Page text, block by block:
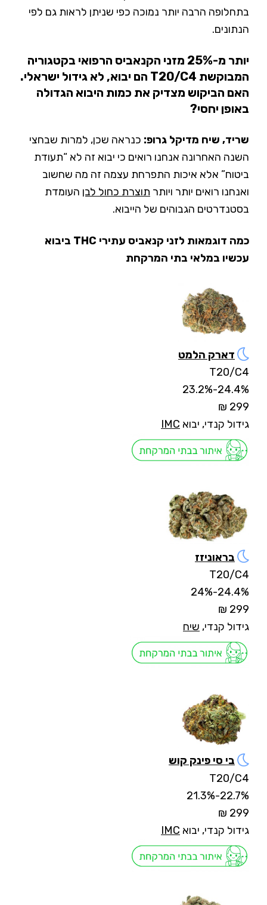
בתחלופה הרבה יותר נמוכה כפי שניתן לראות גם לפי
הנתונים.
יותר מ-25% מזני הקנאביס הרפואי בקטגוריה
המבוקשת T20/C4 הם יבוא, לא גידול ישראלי.
האם הביקוש מצדיק את כמות היבוא הגדולה
באופן יחסי?
שריד, שיח מדיקל גרופ: כנראה שכן, למרות שבחצי
השנה האחרונה אנחנו רואים כי יבוא זה לא “תעודת
ביטוח” אלא איכות התפרחת עצמה זה מה שחשוב
ואנחנו רואים יותר ויותר תוצרת כחול לבן העומדת
בסטנדרטים הגבוהים של הייבוא.
כמה דוגמאות לזני קנאביס עתירי THC ביבוא
עכשיו במלאי בתי המרקחת
דארק הלמט
T20/C4
24.4%-23.2%
299 ₪
גידול קנדי, יבוא IMC
בראוניזז
T20/C4
24.4%-24%
299 ₪
גידול קנדי, שיח
בי סי פינק קוש
T20/C4
22.7%-21.3%
299 ₪
גידול קנדי, יבוא IMC